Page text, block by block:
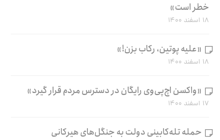
خطر است»
۱۸ اسفند ۱۴۰۰
«علیه پوتین، رکاب بزن!»
۱۸ اسفند ۱۴۰۰
«واکسن اچ‌پی‌وی رایگان در دسترس مردم قرار گیرد»
۱۷ اسفند ۱۴۰۰
حمله تله‌کابینی دولت به جنگل‌های هیرکانی